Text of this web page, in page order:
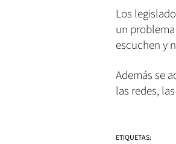
Los
un
escuchen y
Además se
las redes,
ETIQUETAS: